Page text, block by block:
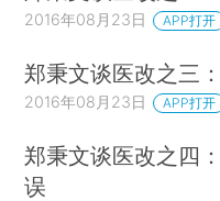
2016年08月23日 APP打开
郑秉文谈医改之三
2016年08月23日 APP打开
郑秉文谈医改之四
误